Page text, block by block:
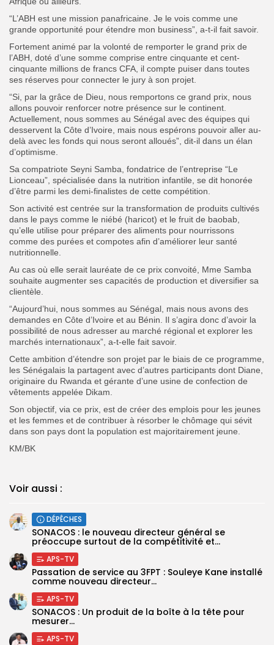
“L’ABH est une mission panafricaine. Je le vois comme une
grande opportunité pour étendre mon business”, a-t-il fait savoir.
Fortement animé par la volonté de remporter le grand prix de
l’ABH, doté d’une somme comprise entre cinquante et cent-
cinquante millions de francs CFA, il compte puiser dans toutes
ses réserves pour connecter le jury à son projet.
“Si, par la grâce de Dieu, nous remportons ce grand prix, nous
allons pouvoir renforcer notre présence sur le continent.
Actuellement, nous sommes au Sénégal avec des équipes qui
desservent la Côte d’Ivoire, mais nous espérons pouvoir aller au-
delà avec les fonds qui nous seront alloués”, dit-il dans un élan
d’optimisme.
Sa compatriote Seyni Samba, fondatrice de l’entreprise “Le
Lionceau”, spécialisée dans la nutrition infantile, se dit honorée
d’être parmi les demi-finalistes de cette compétition.
Son activité est centrée sur la transformation de produits cultivés
dans le pays comme le niébé (haricot) et le fruit de baobab,
qu’elle utilise pour préparer des aliments pour nourrissons
comme des purées et compotes afin d’améliorer leur santé
nutritionnelle.
Au cas où elle serait lauréate de ce prix convoité, Mme Samba
souhaite augmenter ses capacités de production et diversifier sa
clientèle.
“Aujourd’hui, nous sommes au Sénégal, mais nous avons des
demandes en Côte d’Ivoire et au Bénin. Il s’agira donc d’avoir la
possibilité de nous adresser au marché régional et explorer les
marchés internationaux”, a-t-elle fait savoir.
Cette ambition d’étendre son projet par le biais de ce programme,
les Sénégalais la partagent avec d’autres participants dont Diane,
originaire du Rwanda et gérante d’une usine de confection de
vêtements appelée Dikam.
Son objectif, via ce prix, est de créer des emplois pour les jeunes
et les femmes et de contribuer à résorber le chômage qui sévit
dans son pays dont la population est majoritairement jeune.
KM/BK
Voir aussi :
DÉPÊCHES
SONACOS : le nouveau directeur général se
préoccupe surtout de la compétitivité et...
APS-TV
Passation de service au 3FPT : Souleye Kane installé
comme nouveau directeur...
APS-TV
SONACOS : Un produit de la boîte à la tête pour
mesurer...
APS-TV